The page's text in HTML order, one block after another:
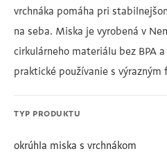
vrchnáka pomáha pri
na seba. Miska je vyrobená v
cirkulárneho materiálu bez BPA
praktické používanie s výrazným
TYP PRODUKTU
okrúhla miska s vrchnákom